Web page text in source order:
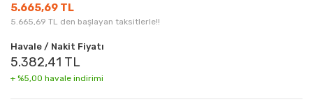
5.665,69 TL
5.665,69 TL den başlayan taksitlerle!!
Havale / Nakit Fiyatı
5.382,41 TL
+ %5,00 havale indirimi